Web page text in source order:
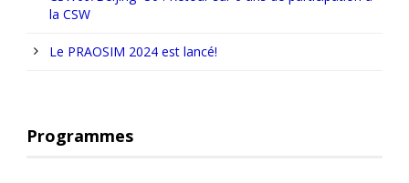
la CSW
Le PRAOSIM 2024 est lancé!
Programmes